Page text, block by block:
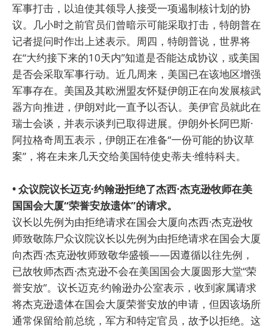
军事打击，以迫使其领导人接受一项遏制核计划的协
议。几小时之前官员们曾暗示可能采取打击，特朗普在
记者提问时作出上述表示。周四，特朗普说，世界将
在“大约接下来的10天内”知道是否能达成协议，或美国
是否会采取军事行动。近几周来，美国已在该地区增强
军事存在。美国及其欧洲盟友怀疑伊朗正在向发展核武
器方向推进，伊朗对此一直予以否认。美伊官员就此在
瑞士会谈，并表示谈判已取得进展。伊朗外长阿巴斯·
阿拉格奇周五表示，伊朗正在准备“一份可能的协议草
案”，将在未来几天交给美国特使史蒂夫·维特科夫。
• 众议院议长迈克·约翰逊拒绝了杰西·杰克逊牧师在美
国国会大厦“荣誉安放遗体”的请求。
议长以先例为由拒绝请求在国会大厦向杰西·杰克逊牧
师致敬陈尸众议院议长以先例为由拒绝请求在国会大厦
向杰西·杰克逊牧师致敬华盛顿——因遵循以往先例，
已故牧师杰西·杰克逊不会在美国国会大厦圆形大堂“荣
誉安放”。议长迈克·约翰逊办公室表示，收到家属请求
将杰克逊遗体在国会大厦荣誉安放的申请，但因该场所
通常保留给前总统，军方和特定官员，故予以拒绝。这